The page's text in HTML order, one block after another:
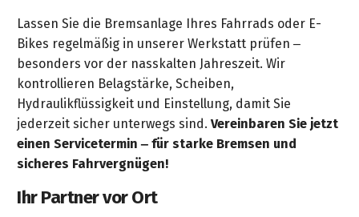
Lassen Sie die Bremsanlage Ihres Fahrrads oder E-
Bikes regelmäßig in unserer Werkstatt prüfen –
besonders vor der nasskalten Jahreszeit. Wir
kontrollieren Belagstärke, Scheiben,
Hydraulikflüssigkeit und Einstellung, damit Sie
jederzeit sicher unterwegs sind. Vereinbaren Sie jetzt
einen Servicetermin – für starke Bremsen und
sicheres Fahrvergnügen!
Ihr Partner vor Ort